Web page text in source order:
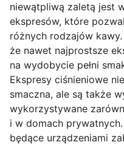
niewątpliwą zaletą jest
ekspresów, które
różnych rodzajów
że nawet najprostsze
na wydobycie pełni
Ekspresy ciśnieniowe
smaczna, ale są także
wykorzystywane
i w domach
będące urządzeniami